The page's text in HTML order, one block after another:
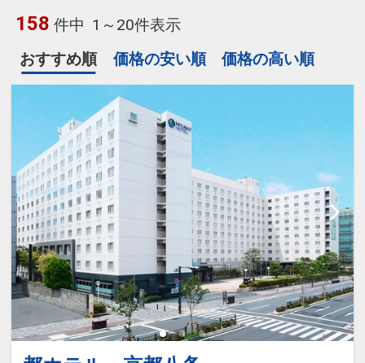
158 件中 1～20件表示
おすすめ順
価格の安い順 価格の高い順